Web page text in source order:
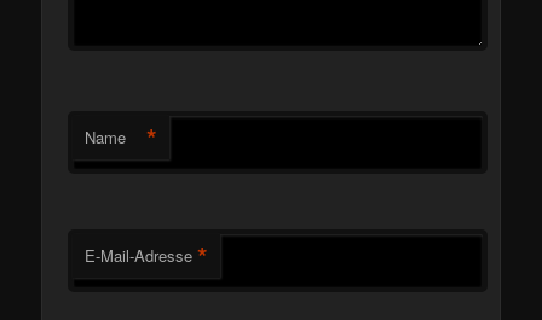
Name *
E-Mail-Adresse *